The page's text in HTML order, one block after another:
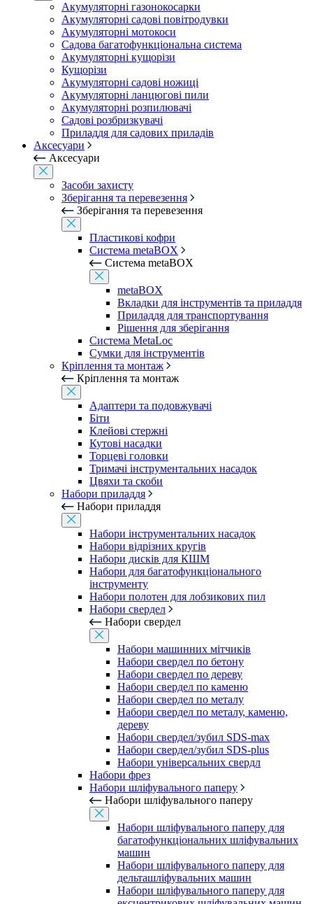
Акумуляторні газонокосарки
Акумуляторні садові повітродувки
Акумуляторні мотокоси
Садова багатофункціональна система
Акумуляторні кущорізи
Кущорізи
Акумуляторні садові ножиці
Акумуляторні ланцюгові пили
Акумуляторні розпилювачі
Садові розбризкувачі
Приладдя для садових приладів
Аксесуари
Аксесуари
Засоби захисту
Зберігання та перевезення
Зберігання та перевезення
Пластикові кофри
Система metaBOX
Система metaBOX
metaBOX
Вкладки для інструментів та приладдя
Приладдя для транспортування
Рішення для зберігання
Система MetaLoc
Сумки для інструментів
Кріплення та монтаж
Кріплення та монтаж
Адаптери та подовжувачі
Біти
Клейові стержні
Кутові насадки
Торцеві головки
Тримачі інструментальних насадок
Цвяхи та скоби
Набори приладдя
Набори приладдя
Набори інструментальних насадок
Набори відрізних кругів
Набори дисків для КШМ
Набори для багатофункціонального
інструменту
Набори полотен для лобзикових пил
Набори свердел
Набори свердел
Набори машинних мітчиків
Набори свердел по бетону
Набори свердел по дереву
Набори свердел по каменю
Набори свердел по металу
Набори свердел по металу, каменю,
дереву
Набори свердел/зубил SDS-max
Набори свердел/зубил SDS-plus
Набори універсальних свердл
Набори фрез
Набори шліфувального паперу
Набори шліфувального паперу
Набори шліфувального паперу для
багатофункціональних шліфувальних
машин
Набори шліфувального паперу для
дельташліфувальних машин
Набори шліфувального паперу для